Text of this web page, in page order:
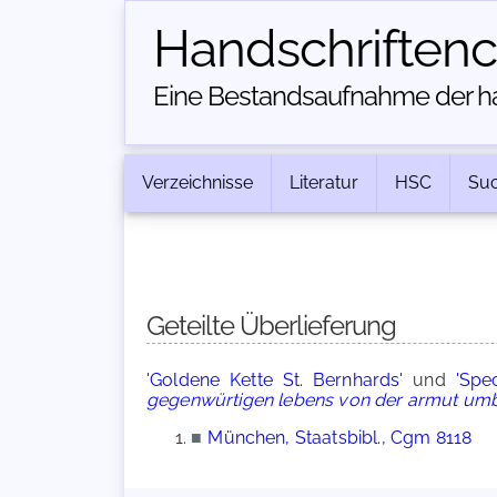
Eine Bestandsaufnahme der
Verzeichnisse Literatur HSC
Geteilte Überlieferung
'Goldene Kette St. Bernhards' und
gegenwürtigen lebens von der armut
■ München, Staatsbibl., Cgm 8118